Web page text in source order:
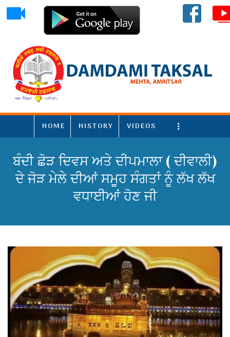
HOME HISTORY VIDEOS More
ਬੰਦੀ ਛੋੜ ਦਿਵਸ ਅਤੇ ਦੀਪਮਾਲਾ ( ਦੀਵਾਲੀ)
ਦੇ ਜੋੜ ਮੇਲੇ ਦੀਆਂ ਸਮੂਹ ਸੰਗਤਾਂ ਨੂੰ ਲੱਖ ਲੱਖ
ਵਧਾਈਆਂ ਹੋਣ ਜੀ